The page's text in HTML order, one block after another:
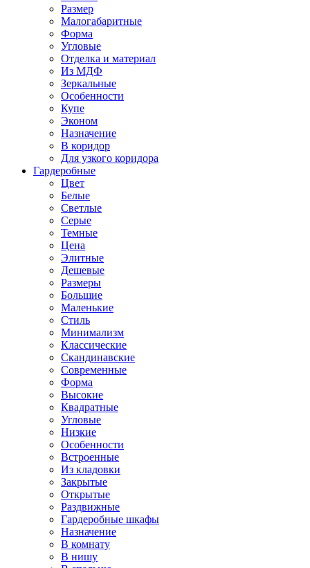
Размер
Малогабаритные
Форма
Угловые
Отделка и материал
Из МДФ
Зеркальные
Особенности
Купе
Эконом
Назначение
В коридор
Для узкого коридора
Гардеробные
Цвет
Белые
Светлые
Серые
Темные
Цена
Элитные
Дешевые
Размеры
Большие
Маленькие
Стиль
Минимализм
Классические
Скандинавские
Современные
Форма
Высокие
Квадратные
Угловые
Низкие
Особенности
Встроенные
Из кладовки
Закрытые
Открытые
Раздвижные
Гардеробные шкафы
Назначение
В комнату
В нишу